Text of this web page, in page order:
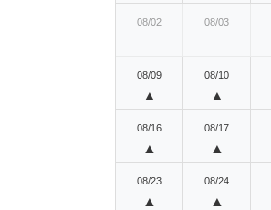
08/02 08/03
08/09
▲
08/10
▲
08/16
▲
08/17
▲
08/23
▲
08/24
▲